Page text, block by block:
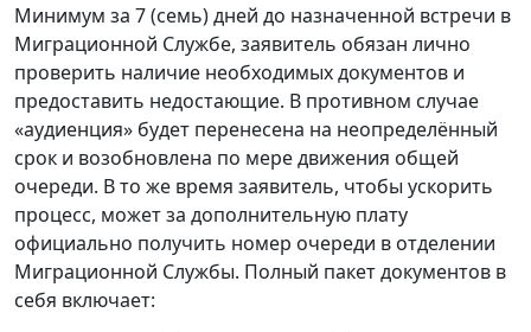
Минимум за 7 (семь) дней до назначенной встречи в
Миграционной Службе, заявитель обязан лично
проверить наличие необходимых документов и
предоставить недостающие. В противном случае
«аудиенция» будет перенесена на неопределённый
срок и возобновлена по мере движения общей
очереди. В то же время заявитель, чтобы ускорить
процесс, может за дополнительную плату
официально получить номер очереди в отделении
Миграционной Службы. Полный пакет документов в
себя включает: